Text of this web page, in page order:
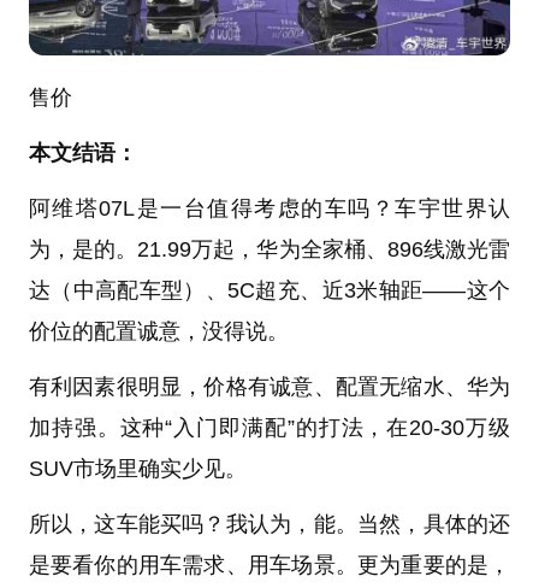
售价
本文结语：
阿维塔07L是一台值得考虑的车吗？车宇世界认
为，是的。21.99万起，华为全家桶、896线激光雷
达（中高配车型）、5C超充、近3米轴距——这个
价位的配置诚意，没得说。
有利因素很明显，价格有诚意、配置无缩水、华为
加持强。这种“入门即满配”的打法，在20-30万级
SUV市场里确实少见。
所以，这车能买吗？我认为，能。当然，具体的还
是要看你的用车需求、用车场景。更为重要的是，